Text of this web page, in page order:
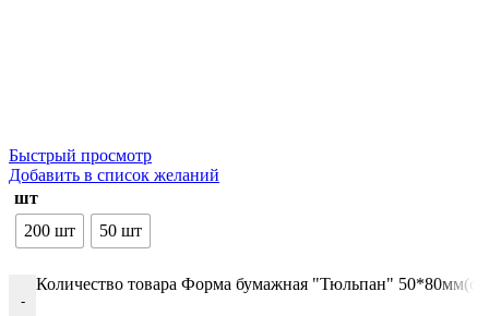
Быстрый просмотр
Добавить в список желаний
шт
200 шт
50 шт
-
Количество товара Форма бумажная "Тюльпан"